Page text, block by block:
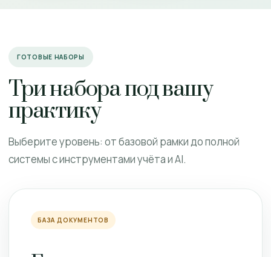
ГОТОВЫЕ НАБОРЫ
Три набора под вашу
практику
Выберите уровень: от базовой рамки до полной
системы с инструментами учёта и AI.
БАЗА ДОКУМЕНТОВ